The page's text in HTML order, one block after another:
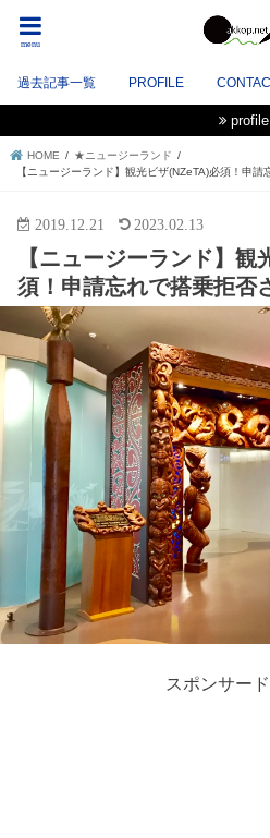
menu
過去記事一覧 PROFILE
profile
HOME
★ニュージーランド
【ニュージーランド】観光ビザ(NZeTA)必須！申請
2019.12.21 2023.02.13
【ニュージーランド】観
須！申請忘れで搭乗拒否
スポンサー